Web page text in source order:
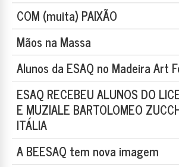
COM (muita) PAIXÃO
Mãos na Massa
Alunos da ESAQ no Madeira Art
ESAQ RECEBEU ALUNOS DO
E MUZIALE BARTOLOMEO
ITÁLIA
A BEESAQ tem nova imagem